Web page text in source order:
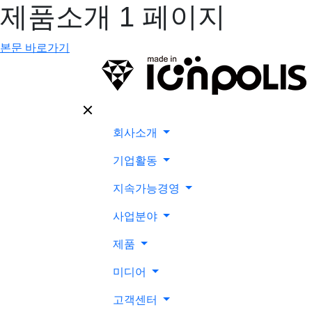
제품소개 1 페이지
본문 바로가기
회사소개
기업활동
지속가능경영
사업분야
제품
미디어
고객센터